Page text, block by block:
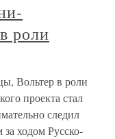
роли
Вольтер в роли
проекта стал
следил
за ходом Русско-